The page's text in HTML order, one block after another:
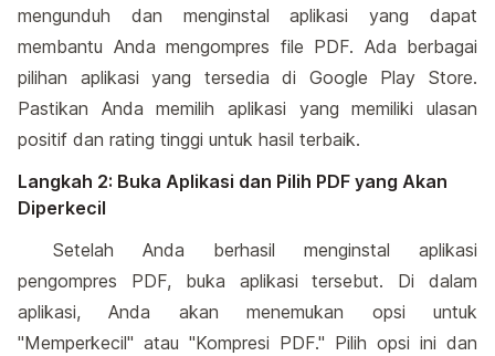
mengunduh dan menginstal aplikasi yang dapat
membantu Anda mengompres file PDF. Ada berbagai
pilihan aplikasi yang tersedia di Google Play Store.
Pastikan Anda memilih aplikasi yang memiliki ulasan
positif dan rating tinggi untuk hasil terbaik.
Langkah 2: Buka Aplikasi dan Pilih PDF yang Akan
Diperkecil
Setelah Anda berhasil menginstal aplikasi
pengompres PDF, buka aplikasi tersebut. Di dalam
aplikasi, Anda akan menemukan opsi untuk
"Memperkecil" atau "Kompresi PDF." Pilih opsi ini dan